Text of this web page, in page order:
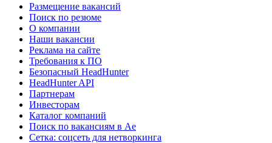
Размещение вакансий
Поиск по резюме
О компании
Наши вакансии
Реклама на сайте
Требования к ПО
Безопасный HeadHunter
HeadHunter API
Партнерам
Инвесторам
Каталог компаний
Поиск по вакансиям в Ае
Сетка: соцсеть для нетворкинга